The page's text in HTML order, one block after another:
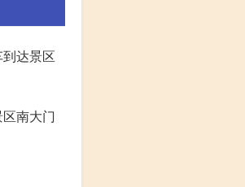
达景区
南大门